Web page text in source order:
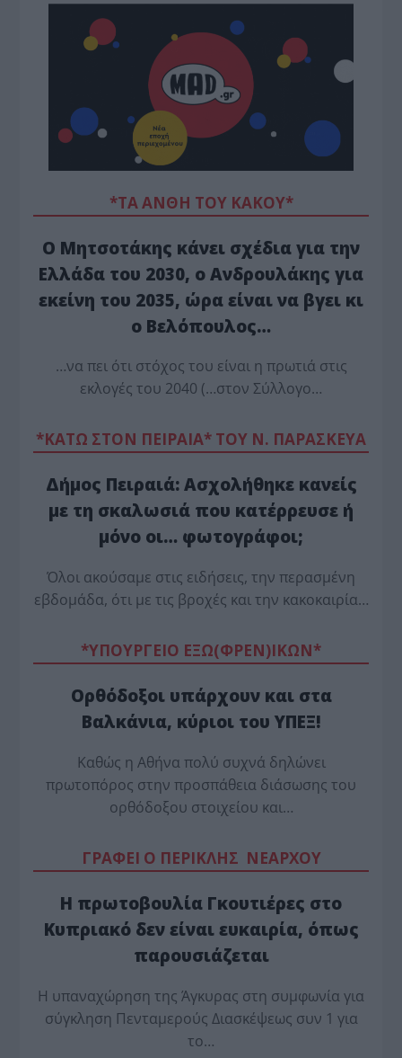
*ΤΑ ΆΝΘΗ ΤΟΥ ΚΑΚΟΎ*
Ο Μητσοτάκης κάνει σχέδια για την
Ελλάδα του 2030, ο Ανδρουλάκης για
εκείνη του 2035, ώρα είναι να βγει κι
ο Βελόπουλος…
…να πει ότι στόχος του είναι η πρωτιά στις
εκλογές του 2040 (…στον Σύλλογο…
*ΚΑΤΩ ΣΤΟΝ ΠΕΙΡΑΙΑ* ΤΟΥ Ν. ΠΑΡΑΣΚΕΥΑ
Δήμος Πειραιά: Ασχολήθηκε κανείς
με τη σκαλωσιά που κατέρρευσε ή
μόνο οι… φωτογράφοι;
Όλοι ακούσαμε στις ειδήσεις, την περασμένη
εβδομάδα, ότι με τις βροχές και την κακοκαιρία…
*ΥΠΟΥΡΓΕΙΟ ΕΞΩ(ΦΡΕΝ)ΙΚΩΝ*
Ορθόδοξοι υπάρχουν και στα
Βαλκάνια, κύριοι του ΥΠΕΞ!
Καθώς η Αθήνα πολύ συχνά δηλώνει
πρωτοπόρος στην προσπάθεια διάσωσης του
ορθόδοξου στοιχείου και…
ΓΡΑΦΕΙ Ο ΠΕΡΙΚΛΗΣ ΝΕΑΡΧΟΥ
Η πρωτοβουλία Γκουτιέρες στο
Κυπριακό δεν είναι ευκαιρία, όπως
παρουσιάζεται
Η υπαναχώρηση της Άγκυρας στη συμφωνία για
σύγκληση Πενταμερούς Διασκέψεως συν 1 για
το…